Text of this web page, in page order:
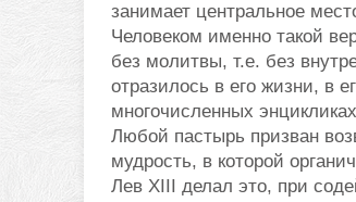
занимает центральное
Человеком именно такой
без молитвы, т.е. без
отразилось в его жизни, в
многочисленных
Любой пастырь призван
мудрость, в которой
Лев XIII делал это, при